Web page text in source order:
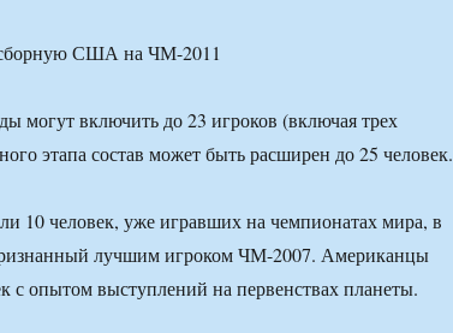
могут включить до 23 игроков (включая трех
этапа состав может быть расширен до 25 человек.
10 человек, уже игравших на чемпионатах мира, в
лучшим игроком ЧМ-2007. Американцы
с опытом выступлений на первенствах планеты.